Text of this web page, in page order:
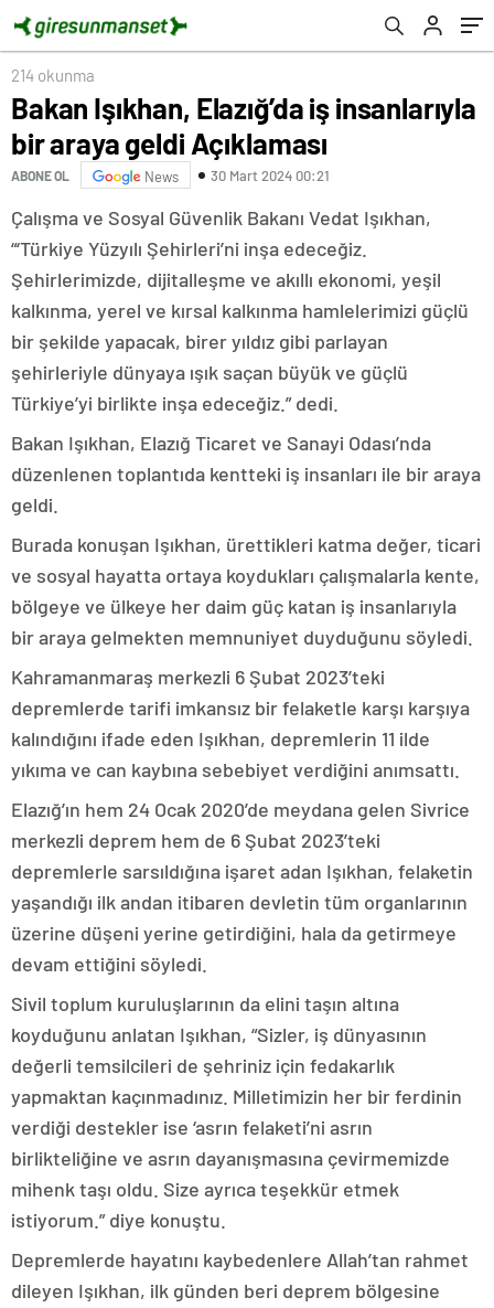
214 okunma
Bakan Işıkhan, Elazığ’da iş insanlarıyla
bir araya geldi Açıklaması
ABONE OL News 30 Mart 2024 00:21
Çalışma ve Sosyal Güvenlik Bakanı Vedat Işıkhan,
“‘Türkiye Yüzyılı Şehirleri’ni inşa edeceğiz.
Şehirlerimizde, dijitalleşme ve akıllı ekonomi, yeşil
kalkınma, yerel ve kırsal kalkınma hamlelerimizi güçlü
bir şekilde yapacak, birer yıldız gibi parlayan
şehirleriyle dünyaya ışık saçan büyük ve güçlü
Türkiye’yi birlikte inşa edeceğiz.” dedi.
Bakan Işıkhan, Elazığ Ticaret ve Sanayi Odası’nda
düzenlenen toplantıda kentteki iş insanları ile bir araya
geldi.
Burada konuşan Işıkhan, ürettikleri katma değer, ticari
ve sosyal hayatta ortaya koydukları çalışmalarla kente,
bölgeye ve ülkeye her daim güç katan iş insanlarıyla
bir araya gelmekten memnuniyet duyduğunu söyledi.
Kahramanmaraş merkezli 6 Şubat 2023’teki
depremlerde tarifi imkansız bir felaketle karşı karşıya
kalındığını ifade eden Işıkhan, depremlerin 11 ilde
yıkıma ve can kaybına sebebiyet verdiğini anımsattı.
Elazığ’ın hem 24 Ocak 2020’de meydana gelen Sivrice
merkezli deprem hem de 6 Şubat 2023’teki
depremlerle sarsıldığına işaret adan Işıkhan, felaketin
yaşandığı ilk andan itibaren devletin tüm organlarının
üzerine düşeni yerine getirdiğini, hala da getirmeye
devam ettiğini söyledi.
Sivil toplum kuruluşlarının da elini taşın altına
koyduğunu anlatan Işıkhan, “Sizler, iş dünyasının
değerli temsilcileri de şehriniz için fedakarlık
yapmaktan kaçınmadınız. Milletimizin her bir ferdinin
verdiği destekler ise ‘asrın felaketi’ni asrın
birlikteliğine ve asrın dayanışmasına çevirmemizde
mihenk taşı oldu. Size ayrıca teşekkür etmek
istiyorum.” diye konuştu.
Depremlerde hayatını kaybedenlere Allah’tan rahmet
dileyen Işıkhan, ilk günden beri deprem bölgesine